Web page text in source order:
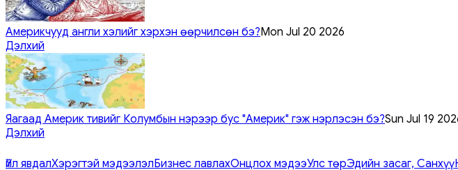
Америкчууд англи хэлийг хэрхэн өөрчилсөн бэ?Mon Jul 20 2026
Дэлхий
Яагаад Америк тивийг Колумбын нэрээр бус "Америк" гэж нэрлэсэн бэ?Sun Jul 19
Дэлхий
Үйл явдалХэрэгтэй мэдээлэлБизнес лавлахОнцлох мэдээУлс төрЭдийн засаг, Санхүү